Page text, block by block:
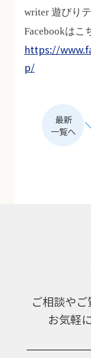
writer 遊びり
Facebookは
https://
p/
最新
一覧へ
ご相談や
お気軽